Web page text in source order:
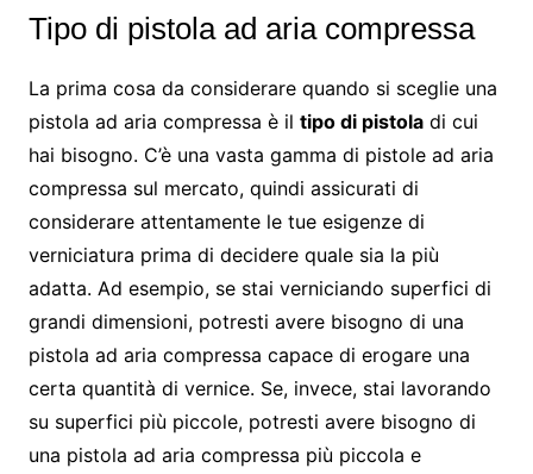
Tipo di pistola ad aria compressa
La prima cosa da considerare quando si sceglie una
pistola ad aria compressa è il tipo di pistoladi cui
hai bisogno. C’è una vasta gamma di pistole ad aria
compressa sul mercato, quindi assicurati di
considerare attentamente le tue esigenze di
verniciatura prima di decidere quale sia la più
adatta. Ad esempio, se stai verniciando superfici di
grandi dimensioni, potresti avere bisogno di una
pistola ad aria compressa capace di erogare una
certa quantità di vernice. Se, invece, stai lavorando
su superfici più piccole, potresti avere bisogno di
una pistola ad aria compressa più piccola e